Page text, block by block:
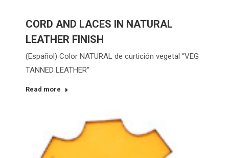
CORD AND LACES IN NATURAL
LEATHER FINISH
(Español) Color NATURAL de curtición vegetal “VEG
TANNED LEATHER”
Read more